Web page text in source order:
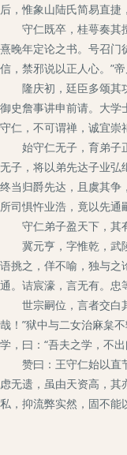
后，惟象山陆氏简易直捷
守仁既卒，桂萼奏其擅
熹晚年定论之书。号召门
信，禁邪说以正人心。”
隆庆初，廷臣多颂其功
御史詹事讲申前请。大学
守仁，不可谓禅，诚宜崇
始守仁无子，育弟子正
无子，将以弟先达子业弘
终当归爵先达，且虞其争
所司惧忤业浩，竟以先
守仁弟子盈天下，其有
冀元亨，字惟乾，武陵
语挑之，佯不喻，独与之
通。诘宸濠，言无有。忠
世宗嗣位，言者交白其
哉！”狱中与二女治麻枲
学，曰：“吾夫之学，不
赞曰：王守仁始以直节
虑无遗，虽由天资高，其
私，抑流弊实然，固不能